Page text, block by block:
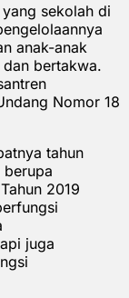
sekolah di
anak-anak
bertakwa.
Nomor 18
tahun
2019
juga